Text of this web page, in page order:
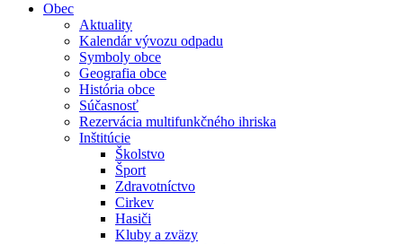
Obec
Aktuality
Kalendár vývozu odpadu
Symboly obce
Geografia obce
História obce
Súčasnosť
Rezervácia multifunkčného ihriska
Inštitúcie
Školstvo
Šport
Zdravotníctvo
Cirkev
Hasiči
Kluby a zväzy